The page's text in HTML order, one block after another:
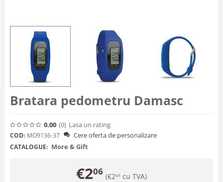
Bratara pedometru Damasc
0.00 (0) Lasa un rating
COD: MO9136-37 Cere oferta de personalizare
CATALOGUE: More & Gift
€206 (€249 cu TVA)